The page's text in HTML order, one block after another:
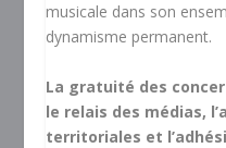
musicale dans son
dynamisme permanent.
La gratuité des
le relais des médias,
territoriales et